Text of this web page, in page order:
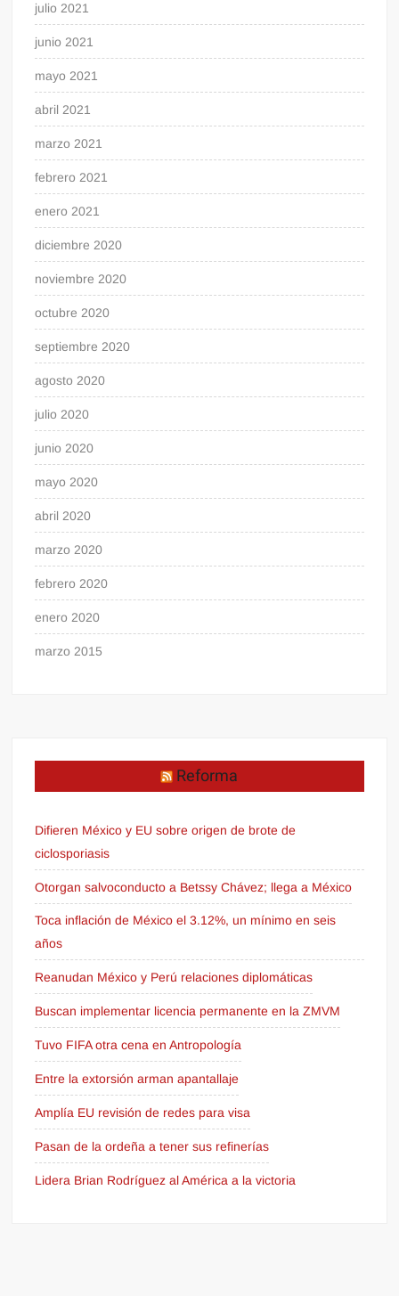
julio 2021
junio 2021
mayo 2021
abril 2021
marzo 2021
febrero 2021
enero 2021
diciembre 2020
noviembre 2020
octubre 2020
septiembre 2020
agosto 2020
julio 2020
junio 2020
mayo 2020
abril 2020
marzo 2020
febrero 2020
enero 2020
marzo 2015
Reforma
Difieren México y EU sobre origen de brote de
ciclosporiasis
Otorgan salvoconducto a Betssy Chávez; llega a México
Toca inflación de México el 3.12%, un mínimo en seis
años
Reanudan México y Perú relaciones diplomáticas
Buscan implementar licencia permanente en la ZMVM
Tuvo FIFA otra cena en Antropología
Entre la extorsión arman apantallaje
Amplía EU revisión de redes para visa
Pasan de la ordeña a tener sus refinerías
Lidera Brian Rodríguez al América a la victoria